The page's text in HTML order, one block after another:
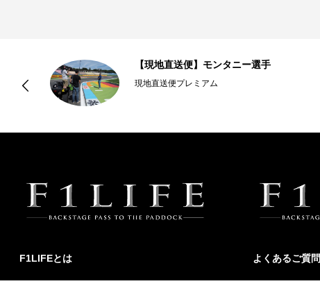
【現地直送便】モンタニー選手
現地直送便プレミアム
F1LIFEとは よくあるご質問